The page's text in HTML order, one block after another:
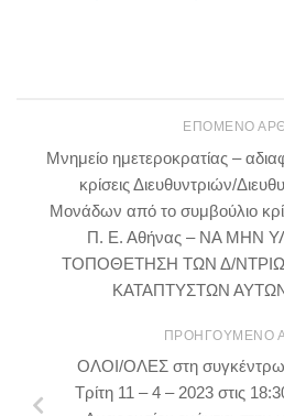
ΕΠΌΜΕΝΟ
Μνημείο ημετεροκρατίας –
κρίσεις Διευθυντριών/
Μονάδων από το συμβούλιο
Π. Ε. Αθήνας – ΝΑ ΜΗΝ
ΤΟΠΟΘΕΤΗΣΗ ΤΩΝ Δ/
ΚΑΤΑΠΤΥΣΤΩΝ
ΠΡΟΗΓΟΎΜΕΝΟ
ΟΛΟΙ/ΟΛΕΣ στη
Τρίτη 11 – 4 – 2023 στις